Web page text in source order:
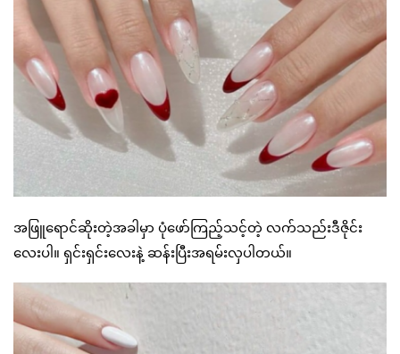
အဖြူရောင်ဆိုးတဲ့အခါမှာ ပုံဖော်ကြည့်သင့်တဲ့ လက်သည်းဒီဇိုင်း
လေးပါ။ ရှင်းရှင်းလေးနဲ့ ဆန်းပြီးအရမ်းလှပါတယ်။